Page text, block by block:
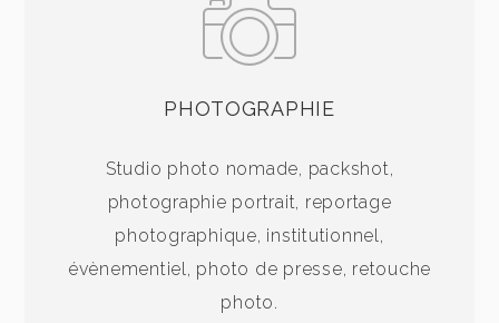
PHOTOGRAPHIE
Studio photo nomade, packshot,
photographie portrait, reportage
photographique, institutionnel,
évènementiel, photo de presse, retouche
photo.